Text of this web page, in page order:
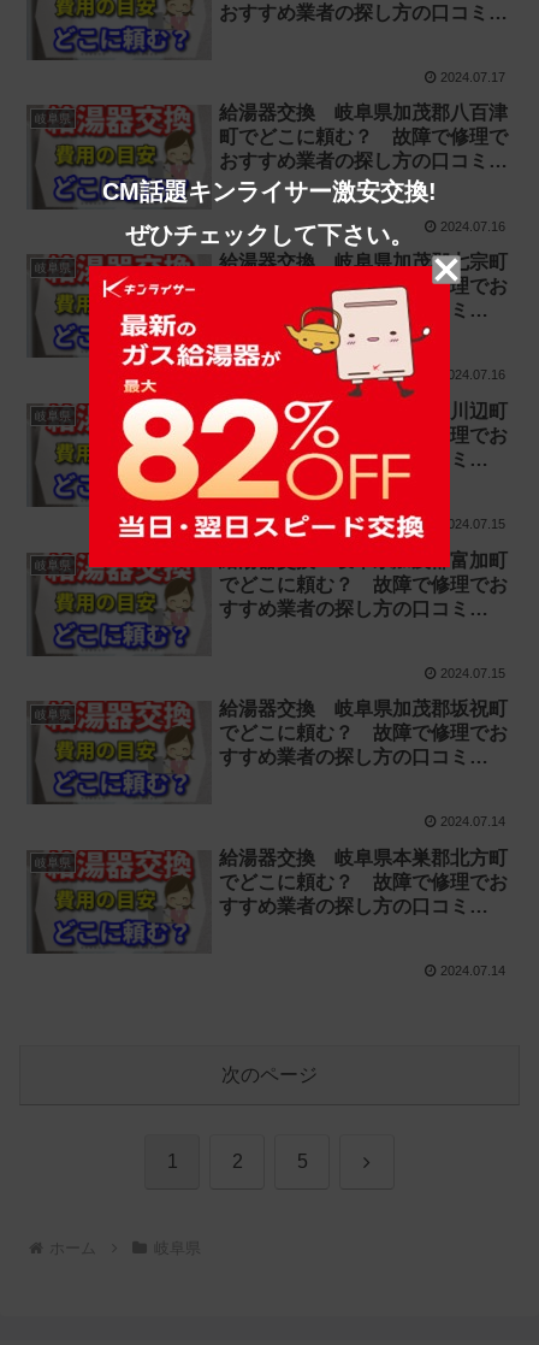
おすすめ業者の探し方の口コミ
2024.07.17
岐阜県
給湯器交換 岐阜県加茂郡八百津
町でどこに頼む？ 故障で修理で
おすすめ業者の探し方の口コミ
【お湯が出ない 水漏れ】
2024.07.16
岐阜県
給湯器交換 岐阜県加茂郡七宗町
でどこに頼む？ 故障で修理でお
すすめ業者の探し方の口コミ
【お湯が出ない 水漏れ】
2024.07.16
岐阜県
給湯器交換 岐阜県加茂郡川辺町
でどこに頼む？ 故障で修理でお
すすめ業者の探し方の口コミ
【お湯が出ない 水漏れ】
2024.07.15
岐阜県
給湯器交換 岐阜県加茂郡富加町
でどこに頼む？ 故障で修理でお
すすめ業者の探し方の口コミ
2024.07.15
岐阜県
給湯器交換 岐阜県加茂郡坂祝町
でどこに頼む？ 故障で修理でお
すすめ業者の探し方の口コミ
2024.07.14
岐阜県
給湯器交換 岐阜県本巣郡北方町
でどこに頼む？ 故障で修理でお
すすめ業者の探し方の口コミ
2024.07.14
次のページ
1 2 5 次
ホーム 岐阜県
CM話題キンライサー激安交換!
ぜひチェックして下さい。